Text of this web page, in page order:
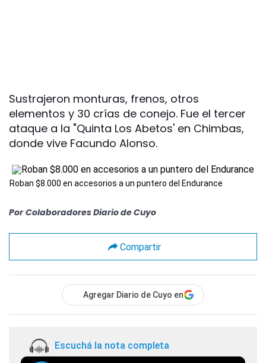
Sustrajeron monturas, frenos, otros
elementos y 30 crías de conejo. Fue el tercer
ataque a la "Quinta Los Abetos' en Chimbas,
donde vive Facundo Alonso.
Roban $8.000 en accesorios a un puntero del Endurance
Por Colaboradores Diario de Cuyo
Compartir
Agregar Diario de Cuyo en
Escuchá la nota completa